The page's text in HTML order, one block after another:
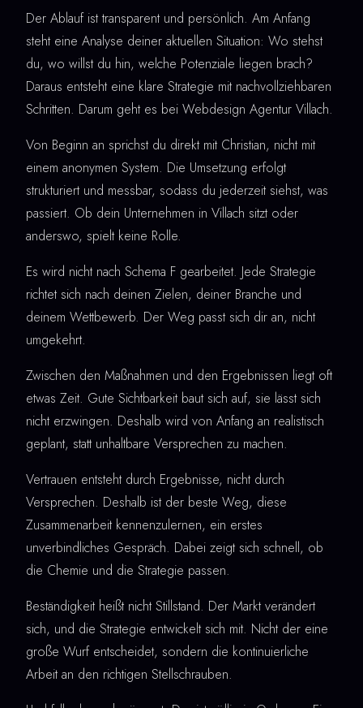
Der Ablauf ist transparent und persönlich. Am Anfang
steht eine Analyse deiner aktuellen Situation: Wo stehst
du, wo willst du hin, welche Potenziale liegen brach?
Daraus entsteht eine klare Strategie mit nachvollziehbaren
Schritten. Darum geht es bei Webdesign Agentur Villach.
Von Beginn an sprichst du direkt mit Christian, nicht mit
einem anonymen System. Die Umsetzung erfolgt
strukturiert und messbar, sodass du jederzeit siehst, was
passiert. Ob dein Unternehmen in Villach sitzt oder
anderswo, spielt keine Rolle.
Es wird nicht nach Schema F gearbeitet. Jede Strategie
richtet sich nach deinen Zielen, deiner Branche und
deinem Wettbewerb. Der Weg passt sich dir an, nicht
umgekehrt.
Zwischen den Maßnahmen und den Ergebnissen liegt oft
etwas Zeit. Gute Sichtbarkeit baut sich auf, sie lässt sich
nicht erzwingen. Deshalb wird von Anfang an realistisch
geplant, statt unhaltbare Versprechen zu machen.
Vertrauen entsteht durch Ergebnisse, nicht durch
Versprechen. Deshalb ist der beste Weg, diese
Zusammenarbeit kennenzulernen, ein erstes
unverbindliches Gespräch. Dabei zeigt sich schnell, ob
die Chemie und die Strategie passen.
Beständigkeit heißt nicht Stillstand. Der Markt verändert
sich, und die Strategie entwickelt sich mit. Nicht der eine
große Wurf entscheidet, sondern die kontinuierliche
Arbeit an den richtigen Stellschrauben.